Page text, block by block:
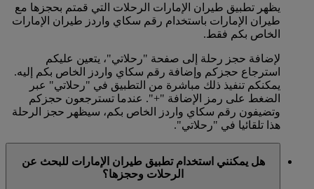
يظهر تطبيق طيران الإمارات الرحلات التي قمتم بحجزها مع
طيران الإمارات باستخدام رقم سكاي واردز طيران الإمارات
الخاص بكم فقط.
لإضافة حجز رحلة إلى صفحة "رحلاتي"، يتعين عليكم
استرجاع حجزكم وإضافة رقم سكاي واردز الخاص بكم إليه.
يمكنكم تنفيذ ذلك مباشرة من التطبيق في "رحلاتي" عبر
الضغط على رمز الإضافة "+". عندما تسترجعون حجزكم
وتضيفون رقم سكاي واردز الخاص بكم، سيظهر حجز الرحلة
هذا تلقائيا في "رحلاتي".
هل يمكنني استخدام تطبيق طيران الإمارات للبحث عن
الرحلات وحجزها؟